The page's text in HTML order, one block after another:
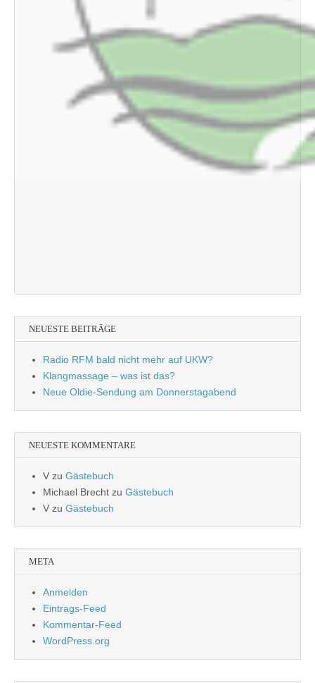
NEUESTE BEITRÄGE
Radio RFM bald nicht mehr auf UKW?
Klangmassage – was ist das?
Neue Oldie-Sendung am Donnerstagabend
NEUESTE KOMMENTARE
V zu Gästebuch
Michael Brecht zu Gästebuch
Vzu Gästebuch
META
Anmelden
Eintrags-Feed
Kommentar-Feed
WordPress.org